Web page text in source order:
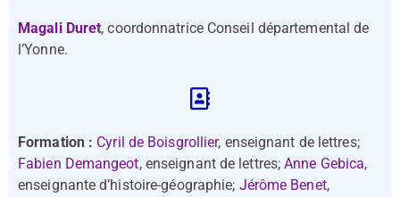
Magali Duret, coordonnatrice Conseil départemental de
l’Yonne.
Formation : Cyril de Boisgrollier, enseignant de lettres;
Fabien Demangeot, enseignant de lettres;Anne Gebica,
enseignante d’histoire-géographie; Jérôme Benet,